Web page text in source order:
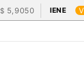
5,9050 IENE